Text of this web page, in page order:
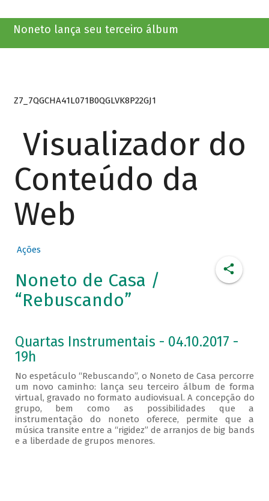
Noneto lança seu terceiro álbum
Z7_7QGCHA41L071B0QGLVK8P22GJ1
Visualizador do
Conteúdo da
Web
Ações
Noneto de Casa /
“Rebuscando”
Quartas Instrumentais - 04.10.2017 -
19h
No espetáculo “Rebuscando”, o Noneto de Casa percorre
um novo caminho: lança seu terceiro álbum de forma
virtual, gravado no formato audiovisual. A concepção do
grupo, bem como as possibilidades que a
instrumentação do noneto oferece, permite que a
música transite entre a “rigidez” de arranjos de big bands
e a liberdade de grupos menores.